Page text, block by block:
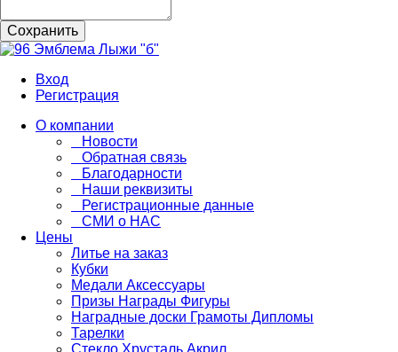
Сохранить
Вход
Регистрация
О компании
Новости
Обратная связь
Благодарности
Наши реквизиты
Регистрационные данные
СМИ о НАС
Цены
Литье на заказ
Кубки
Медали Аксессуары
Призы Награды Фигуры
Наградные доски Грамоты Дипломы
Тарелки